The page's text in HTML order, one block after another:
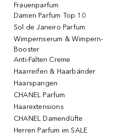
Frauenparfum
Damen Parfum Top 10
Sol de Janeiro Parfum
Wimpernserum & Wimpern-
Booster
Anti-Falten Creme
Haarreifen & Haarbänder
Haarspangen
CHANEL Parfum
Haarextensions
CHANEL Damendüfte
Herren Parfum im SALE